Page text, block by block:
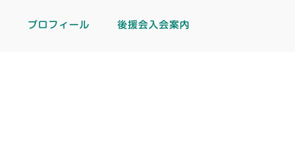
プロフィール 後援会入会案内